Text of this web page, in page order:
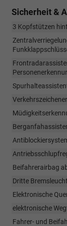
Sicherheit &
3 Kopfstützen
Beifahrerairbag
Dritte
Elektronische
elektronische
Fahrer- und